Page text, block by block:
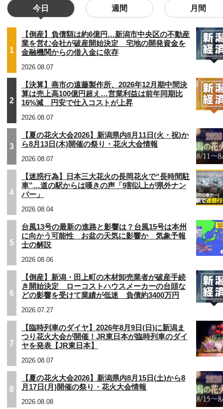
今日 週間 月間
1
【倒産】負債額は約6億円…新潟市中央区の不動産
業を営む会社が破産開始決定 宅地の開発資金を
金融機関からの借入金に依存
2026.08.07
2
【決算】燕市の遠藤製作所、2026年12月期中間決
算は売上高100億円超え…営業利益は前年同期比
16%減 円安で仕入コストが上昇
2026.08.07
3
【夏の花火大会2026】新潟県内8月11日(火・祝)か
ら8月13日(木)開催の祭り・花火大会情報
2026.08.07
4
【迷惑行為】日本三大花火の長岡花火で“長時間駐
車”…道の駅からは嘆きの声「9割以上が県外ナン
バー」
2026.08.04
5
台風13号の最新の進路と影響は？台風15号は本州
に向かう可能性 お盆の天気に影響か 気象予報
士の解説
2026.08.06
6
【倒産】新潟・田上町の木材卸売業者が破産手続
き開始決定 ローコストハウスメーカーの台頭な
どの影響を受けて業績が低迷 負債約3400万円
2026.07.27
7
【臨時列車のダイヤ】2026年8月9日(日)に新潟ま
つり花火大会が開催！JR東日本が臨時列車のダイ
ヤを発表【JR東日本】
2026.08.07
8
【夏の花火大会2026】新潟県内8月15日(土)から8
月17日(月)開催の祭り・花火大会情報
2026.08.08